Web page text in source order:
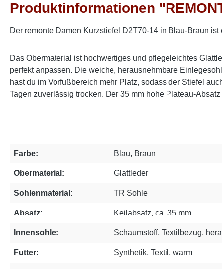
Produktinformationen
Der remonte Damen Kurzstiefel D2T70-14 in Blau-Braun
Das Obermaterial ist hochwertiges und pflegeleichtes
perfekt anpassen. Die weiche, herausnehmbare
hast du im Vorfußbereich mehr Platz, sodass der Stiefel
Tagen zuverlässig trocken. Der 35 mm hohe Plateau-
Farbe: Blau, Braun
Obermaterial: Glattleder
Sohlenmaterial: TR Sohle
Absatz: Keilabsatz, ca. 35 mm
Innensohle: Schaumstoff, Textilbezug,
Futter: Synthetik, Textil, warm